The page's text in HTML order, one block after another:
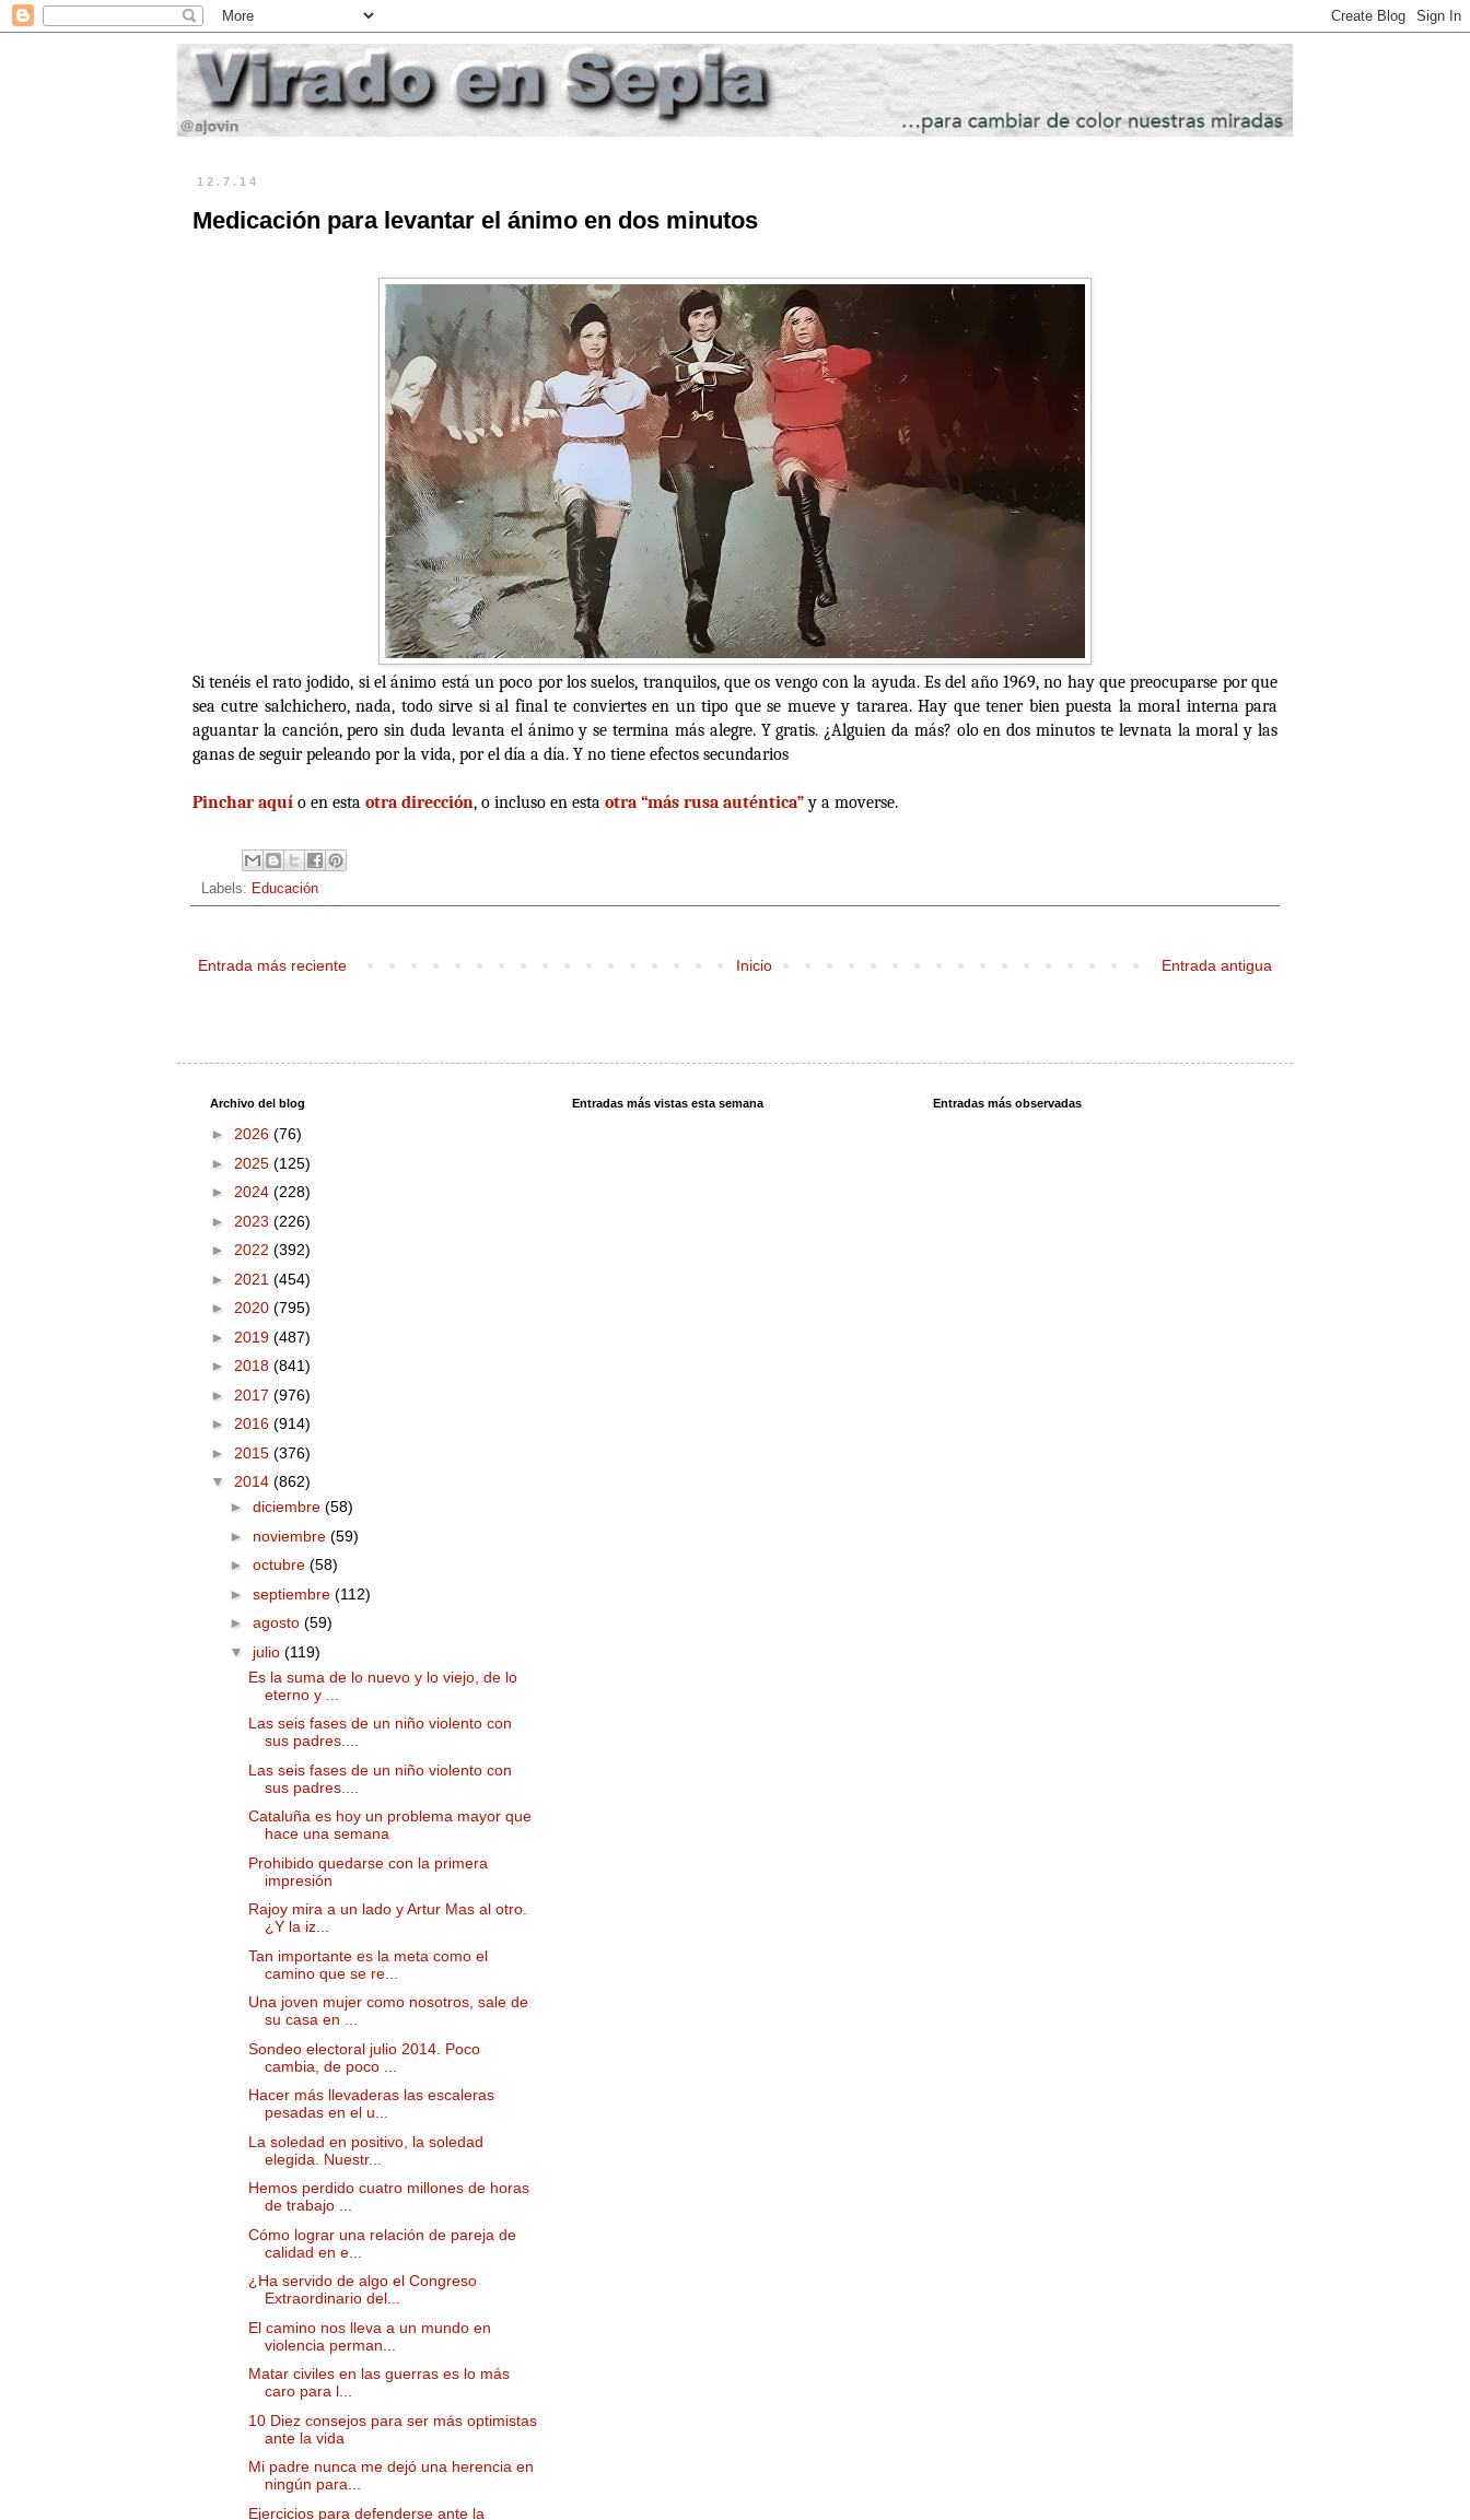
12.7.14
Medicación para levantar el ánimo en dos minutos
Si tenéis el rato jodido, si el ánimo está un poco por los suelos, tranquilos, que os vengo con la ayuda. Es del año 1969, no hay que preocuparse por que
sea cutre salchichero, nada, todo sirve si al final te conviertes en un tipo que se mueve y tararea. Hay que tener bien puesta la moral interna para
aguantar la canción, pero sin duda levanta el ánimo y se termina más alegre. Y gratis. ¿Alguien da más? olo en dos minutos te levnata la moral y las
ganas de seguir peleando por la vida, por el día a día. Y no tiene efectos secundarios
Pinchar aquí o en esta otra dirección, o incluso en esta otra “más rusa auténtica” y a moverse.
Labels: Educación
Entrada más reciente Entrada antigua
Inicio
Archivo del blog
► 2026 (76)
► 2025 (125)
► 2024 (228)
► 2023 (226)
► 2022 (392)
► 2021 (454)
► 2020 (795)
► 2019 (487)
► 2018 (841)
► 2017 (976)
► 2016 (914)
► 2015 (376)
▼ 2014 (862)
► diciembre (58)
► noviembre (59)
► octubre (58)
► septiembre (112)
► agosto (59)
▼ julio (119)
Es la suma de lo nuevo y lo viejo, de lo
eterno y ...
Las seis fases de un niño violento con
sus padres....
Las seis fases de un niño violento con
sus padres....
Cataluña es hoy un problema mayor que
hace una semana
Prohibido quedarse con la primera
impresión
Rajoy mira a un lado y Artur Mas al otro.
¿Y la iz...
Tan importante es la meta como el
camino que se re...
Una joven mujer como nosotros, sale de
su casa en ...
Sondeo electoral julio 2014. Poco
cambia, de poco ...
Hacer más llevaderas las escaleras
pesadas en el u...
La soledad en positivo, la soledad
elegida. Nuestr...
Hemos perdido cuatro millones de horas
de trabajo ...
Cómo lograr una relación de pareja de
calidad en e...
¿Ha servido de algo el Congreso
Extraordinario del...
El camino nos lleva a un mundo en
violencia perman...
Matar civiles en las guerras es lo más
caro para l...
10 Diez consejos para ser más optimistas
ante la vida
Mi padre nunca me dejó una herencia en
ningún para...
Ejercicios para defenderse ante la
Entradas más vistas esta semana Entradas más observadas